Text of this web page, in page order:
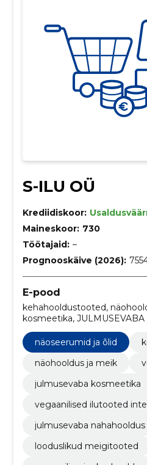
S-ILU OÜ
Krediidiskoor:
Maineskoor: 730
Töötajaid: –
Prognooskäive (2026):
E-pood
kehahooldustooted,
kosmeetika,
meigitooted, vegaanilised
julmusevaba nahahooldus,
orgaaniline juuksehooldus,
näoseerumid ja õlid
näohooldus ja meik
julmusevaba kosmeetika
vegaanilised ilutooted
julmusevaba nahahooldus
looduslikud meigitooted